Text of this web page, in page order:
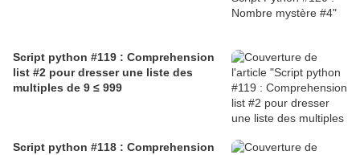
Script python #119 : Comprehension
list #2 pour dresser une liste des
multiples de 9 ≤ 999
Script python #118 : Comprehension